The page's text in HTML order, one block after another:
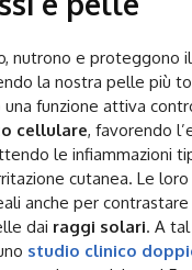
nutrono e proteggono il
la nostra pelle più
funzione attiva
cellulare, favorendo
le infiammazioni
cutanea. Le
anche per
dai raggi solari. A
studio clinico